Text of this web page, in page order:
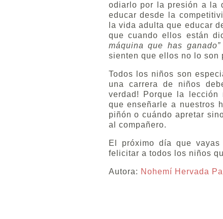
odiarlo por la presión a la
educar desde la
la vida adulta que educar
que cuando ellos están
máquina que has ganado”
sienten que ellos no lo son
Todos los niños son
una carrera de niños
verdad! Porque la lección
que enseñarle a nuestros
piñón o cuándo apretar
al compañero.
El próximo día que
felicitar a todos los niños
Autora: Nohemí Hervada